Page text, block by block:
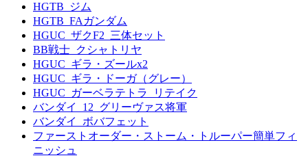
HGTB_ジム
HGTB_FAガンダム
HGUC_ザクF2_三体セット
BB戦士_クシャトリヤ
HGUC_ギラ・ズールx2
HGUC_ギラ・ドーガ（グレー）
HGUC_ガーベラテトラ_リテイク
バンダイ_12_グリーヴァス将軍
バンダイ_ボバフェット
ファーストオーダー・ストーム・トルーパー簡単フィ
ニッシュ